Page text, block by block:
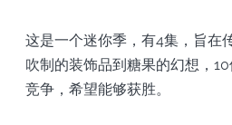
这是一个迷你季，有4集，旨在
吹制的装饰品到糖果的幻想，
竞争，希望能够获胜。